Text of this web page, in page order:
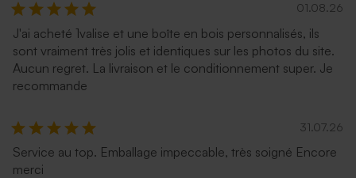
Enveloppe rose pâle
Enveloppe naissance papier
naturel mouchetée
01.08.26
J'ai acheté 1valise et une boîte en bois personnalisés, ils
sont vraiment très jolis et identiques sur les photos du site.
Aucun regret. La livraison et le conditionnement super. Je
recommande
31.07.26
Service au top. Emballage impeccable, très soigné Encore
merci